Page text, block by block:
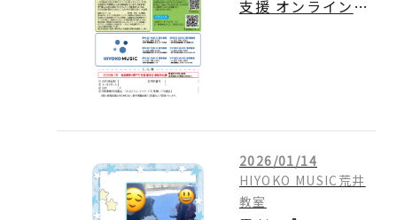
支援 オンライン講
2026/01/14
HIYOKO MUSIC荒井
教室